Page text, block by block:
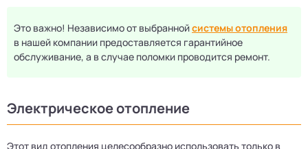
Это важно! Независимо от выбраннойсистемы отопления
в нашей компании предоставляется гарантийное
обслуживание, а в случае поломки проводится ремонт.
Электрическое отопление
Этот вид отопления целесообразно использовать только в